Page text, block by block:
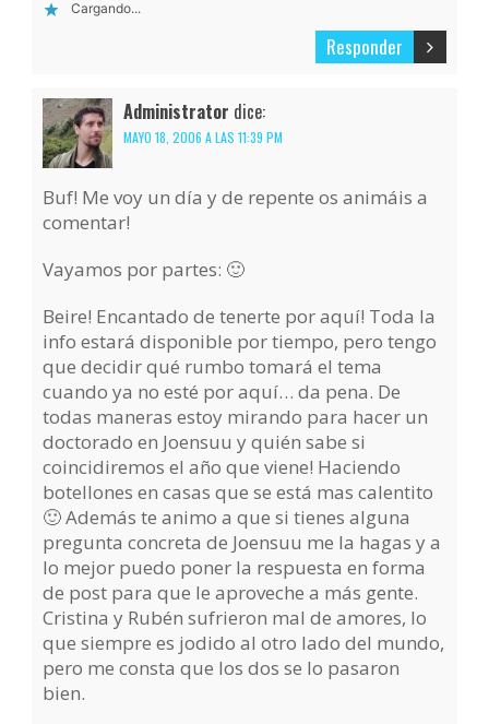
Cargando...
Responder
Administrator dice:
MAYO 18, 2006 A LAS 11:39 PM
Buf! Me voy un día y de repente os animáis a
comentar!
Vayamos por partes: 🙂
Beire! Encantado de tenerte por aquí! Toda la
info estará disponible por tiempo, pero tengo
que decidir qué rumbo tomará el tema
cuando ya no esté por aquí… da pena. De
todas maneras estoy mirando para hacer un
doctorado en Joensuu y quién sabe si
coincidiremos el año que viene! Haciendo
botellones en casas que se está mas calentito
🙂 Además te animo a que si tienes alguna
pregunta concreta de Joensuu me la hagas y a
lo mejor puedo poner la respuesta en forma
de post para que le aproveche a más gente.
Cristina y Rubén sufrieron mal de amores, lo
que siempre es jodido al otro lado del mundo,
pero me consta que los dos se lo pasaron
bien.